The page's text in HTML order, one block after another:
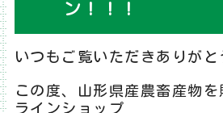
ン！！！
いつもご覧いただきありがと
この度、山形県産農畜産物
ラインショップ